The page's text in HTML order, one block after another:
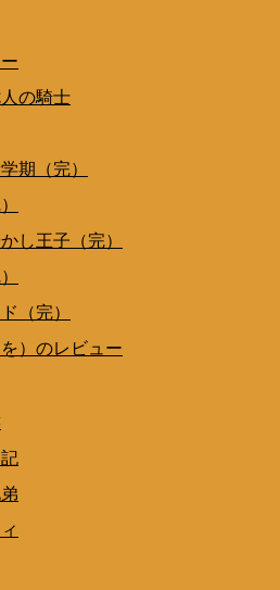
の騎士
期（完）
し王子（完）
（完）
）のレビュー